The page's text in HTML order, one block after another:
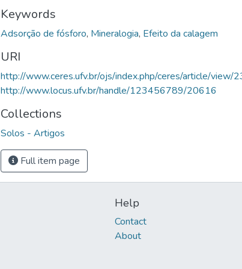
Keywords
Adsorção de fósforo, Mineralogia, Efeito da calagem
URI
http://www.ceres.ufv.br/ojs/index.php/ceres/article/view/
http://www.locus.ufv.br/handle/123456789/20616
Collections
Solos - Artigos
Full item page
Help
Contact
About